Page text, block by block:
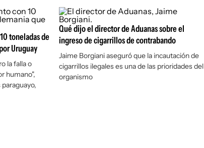
toneladas de
Uruguay
la falla o
humano",
Qué dijo el director de Aduanas sobre el
ingreso de cigarrillos de contrabando
Jaime Borgiani aseguró que la incautación de
cigarrillos ilegales es una de las prioridades del
organismo